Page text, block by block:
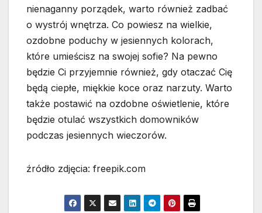
nienaganny porządek, warto również zadbać
o wystrój wnętrza. Co powiesz na wielkie,
ozdobne poduchy w jesiennych kolorach,
które umieścisz na swojej sofie? Na pewno
będzie Ci przyjemnie również, gdy otaczać Cię
będą ciepłe, miękkie koce oraz narzuty. Warto
także postawić na ozdobne oświetlenie, które
będzie otulać wszystkich domowników
podczas jesiennych wieczorów.
źródło zdjęcia: freepik.com